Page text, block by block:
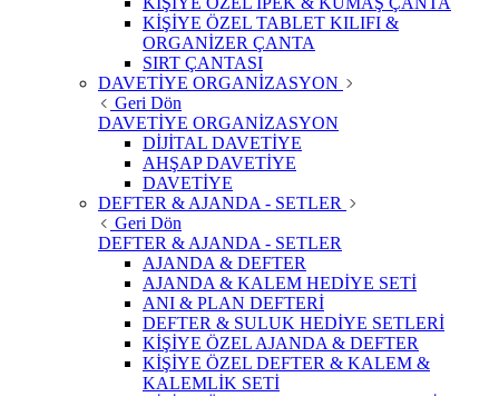
KİŞİYE ÖZEL TABLET KILIFI &
ORGANİZER ÇANTA
SIRT ÇANTASI
DAVETİYE ORGANİZASYON
Geri Dön
DAVETİYE ORGANİZASYON
DİJİTAL DAVETİYE
AHŞAP DAVETİYE
DAVETİYE
DEFTER & AJANDA - SETLER
Geri Dön
DEFTER & AJANDA - SETLER
AJANDA & DEFTER
AJANDA & KALEM HEDİYE SETİ
ANI & PLAN DEFTERİ
DEFTER & SULUK HEDİYE SETLERİ
KİŞİYE ÖZEL AJANDA & DEFTER
KİŞİYE ÖZEL DEFTER & KALEM &
KALEMLİK SETİ